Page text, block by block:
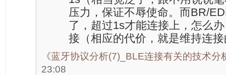
压力，保证不辱使命。而BR/
了，超过1s才能连接上，怎么
接（相应的代价，就是维持连
《蓝牙协议分析(7)_BLE连接有关的技术分
23:08